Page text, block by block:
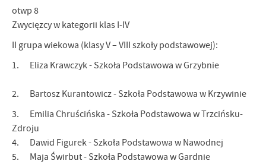
otwp 8
Zwycięzcy w kategorii klas I-IV
II grupa wiekowa (klasy V – VIII szkoły podstawowej):
1. Eliza Krawczyk - Szkoła Podstawowa w Grzybnie
2. Bartosz Kurantowicz - Szkoła Podstawowa w Krzywinie
3. Emilia Chruścińska - Szkoła Podstawowa w Trzcińsku-
Zdroju
4. Dawid Figurek - Szkoła Podstawowa w Nawodnej
5. Maja Świrbut - Szkoła Podstawowa w Gardnie